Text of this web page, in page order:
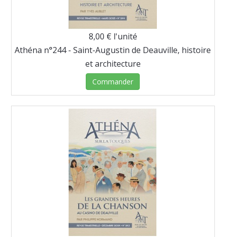
8,00 € l'unité
Athéna n°244 - Saint-Augustin de Deauville, histoire
et architecture
Commander